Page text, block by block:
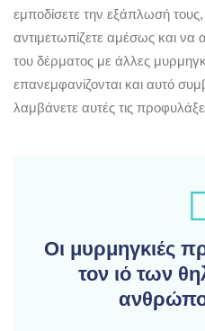
εμποδίσετε την εξάπλωσή τους,
αντιμετωπίζετε αμέσως και
του δέρματος με άλλες
επανεμφανίζονται και αυτό
λαμβάνετε αυτές τις
Οι μυρμηγκιές
τον ιό των